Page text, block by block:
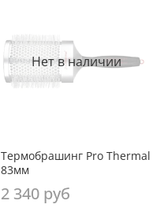
Нет в наличии
Термобрашинг Pro Thermal
83мм
2 340 руб